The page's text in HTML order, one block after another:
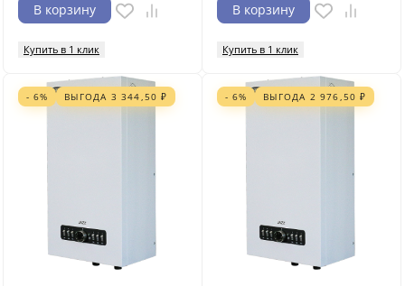
В корзину
Купить в 1 клик
В корзину
Купить в 1 клик
- 6% ВЫГОДА 3 344,50 ₽ - 6% ВЫГОДА 2 976,50 ₽